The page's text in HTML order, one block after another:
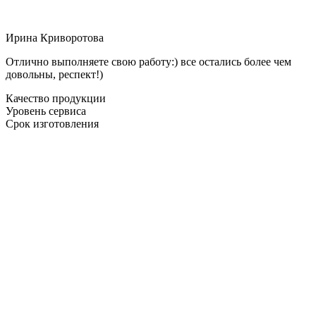
Ирина Криворотова
Отлично выполняете свою работу:) все остались более чем
довольны, респект!)
Качество продукции
Уровень сервиса
Срок изготовления